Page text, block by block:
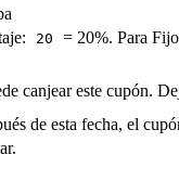
20 = 20%. Para
canjear este cupón.
de esta fecha, el